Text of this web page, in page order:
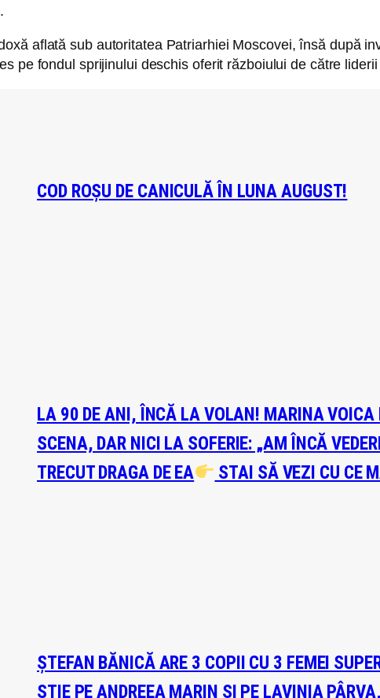
aflată sub autoritatea Patriarhiei Moscovei, însă după
pe fondul sprijinului deschis oferit războiului de către
COD ROȘU DE CANICULĂ ÎN LUNA AUGUST!
LA 90 DE ANI, ÎNCĂ LA VOLAN! MARINA VOICA
SCENA, DAR NICI LA SOFERIE: „AM ÎNCĂ
TRECUT DRAGA DE EA
STAI SĂ VEZI CU CE
ȘTEFAN BĂNICĂ ARE 3 COPII CU 3 FEMEI
ȘTIE PE ANDREEA MARIN ȘI PE LAVINIA